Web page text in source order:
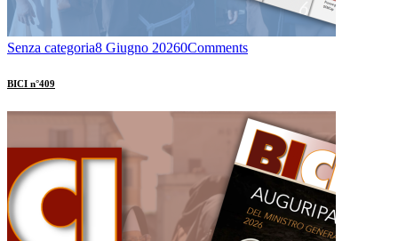
Senza categoria8 Giugno 20260Comments
BICI n°409